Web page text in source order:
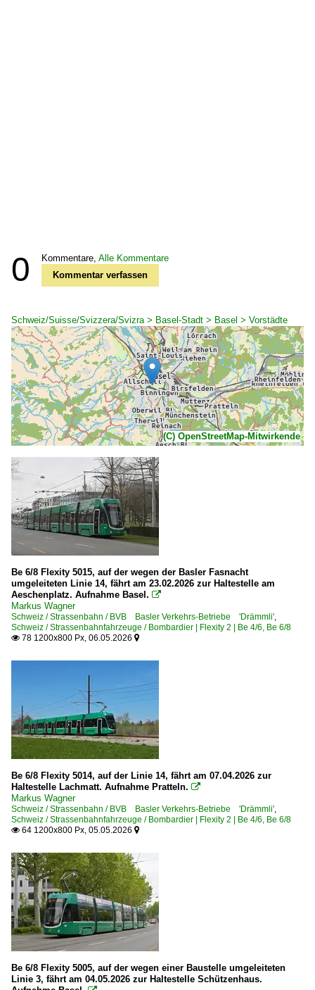
0 Kommentare, Alle Kommentare
Kommentar verfassen
Schweiz/Suisse/Svizzera/Svizra > Basel-Stadt > Basel > Vorstädte
(C) OpenStreetMap-Mitwirkende
Be 6/8 Flexity 5015, auf der wegen der Basler Fasnacht
umgeleiteten Linie 14, fährt am 23.02.2026 zur Haltestelle am
Aeschenplatz. Aufnahme Basel. 
Markus Wagner
Schweiz / Strassenbahn / BVB Basler Verkehrs-Betriebe 'Drämmli',
Schweiz / Strassenbahnfahrzeuge / Bombardier | Flexity 2 | Be 4/6, Be 6/8
 78 1200x800 Px, 06.05.2026 
Be 6/8 Flexity 5014, auf der Linie 14, fährt am 07.04.2026 zur
Haltestelle Lachmatt. Aufnahme Pratteln. 
Markus Wagner
Schweiz / Strassenbahn / BVB Basler Verkehrs-Betriebe 'Drämmli',
Schweiz / Strassenbahnfahrzeuge / Bombardier | Flexity 2 | Be 4/6, Be 6/8
 64 1200x800 Px, 05.05.2026 
Be 6/8 Flexity 5005, auf der wegen einer Baustelle umgeleiteten
Linie 3, fährt am 04.05.2026 zur Haltestelle Schützenhaus.